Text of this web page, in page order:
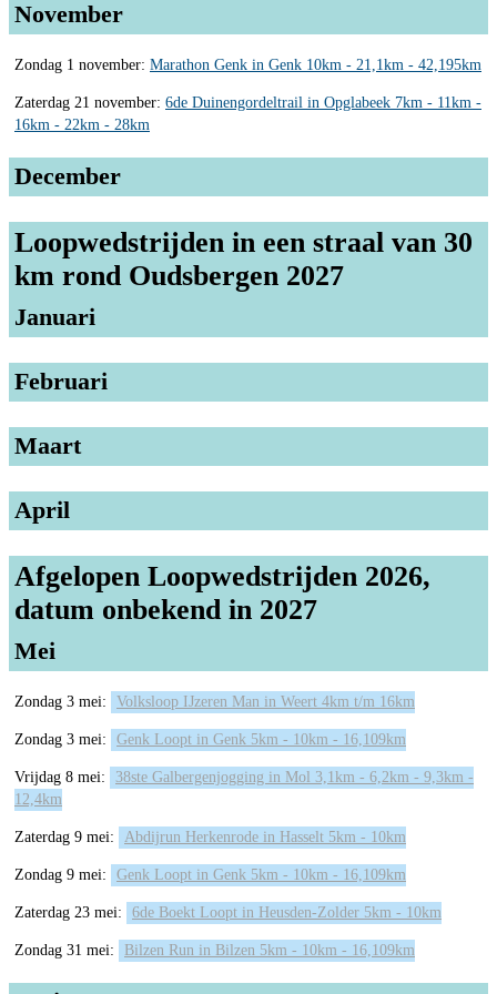
November
Zondag 1 november: Marathon Genk in Genk 10km - 21,1km - 42,195km
Zaterdag 21 november: 6de Duinengordeltrail in Opglabeek 7km - 11km -
16km - 22km - 28km
December
Loopwedstrijden in een straal van 30
km rond Oudsbergen 2027
Januari
Februari
Maart
April
Afgelopen Loopwedstrijden 2026,
datum onbekend in 2027
Mei
Zondag 3 mei: Volksloop IJzeren Man in Weert 4km t/m 16km
Zondag 3 mei: Genk Loopt in Genk 5km - 10km - 16,109km
Vrijdag 8 mei:
38ste Galbergenjogging in Mol 3,1km - 6,2km - 9,3km -
12,4km
Zaterdag 9 mei: Abdijrun Herkenrode in Hasselt 5km - 10km
Zondag 9 mei: Genk Loopt in Genk 5km - 10km - 16,109km
Zaterdag 23 mei: 6de Boekt Loopt in Heusden-Zolder 5km - 10km
Zondag 31 mei: Bilzen Run in Bilzen 5km - 10km - 16,109km